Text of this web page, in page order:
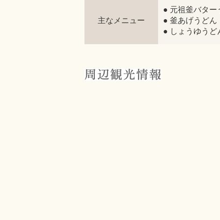
主なメニュー
● 元祖釜バター
● 釜あげうどん
● しょうゆうど